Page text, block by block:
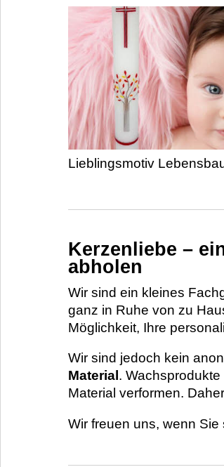
Lieblingsmotiv
Kerzenliebe –
abholen
Wir sind ein kleines
ganz in Ruhe von zu
Möglichkeit, Ihre
Wir sind jedoch kein
Material .
Material verformen.
Wir freuen uns, wenn